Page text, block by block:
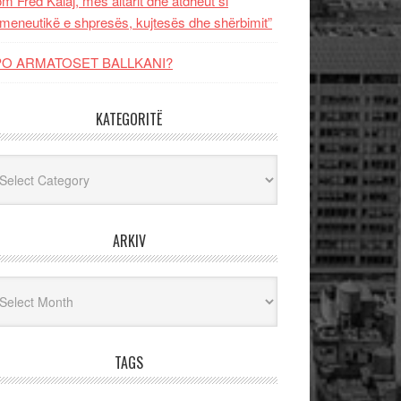
e shpresës, kujtesës dhe shërbimit”
ARMATOSET BALLKANI?
KATEGORITË
ARKIV
TAGS